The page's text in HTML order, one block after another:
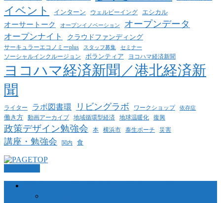
イベント インターン ウェルビーイング エシカル
オーサートーク オープンイノベーション オープンデータ
オープンナイト クラウドファンディング
サーキュラーエコノミーplus スタッフ募集 セミナー
ソーシャルインクルージョン ボランティア ヨコハマ経済新聞
ヨコハマ経済新聞／港北経済新
聞
ライター ラボ図書環 リビングラボ ワークショップ 依存症
働き方 動画アーカイブ 地域循環型経済 地球温暖化 復興
政策デザイン勉強会 本 横浜市 泰生ポーチ 災害
講座・勉強会 関内 食